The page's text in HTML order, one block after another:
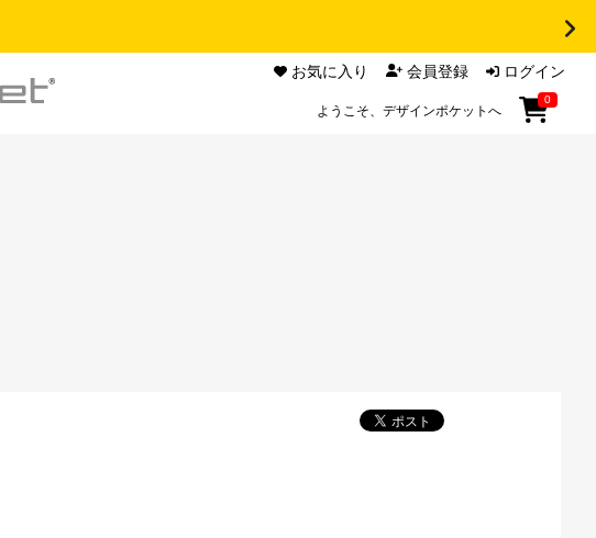
お気に入り 会員登録 ログイン
ようこそ、デザインポケットへ
0